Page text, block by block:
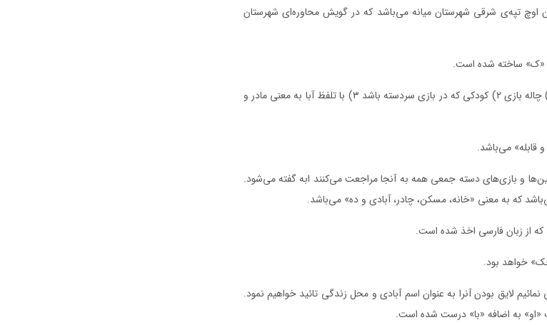
تپه‌ی شرقی شهرستان میانه می‌باشد که در گویش محاوره‌ای شهرستان
«ک» ساخته شده است.
«ابه» در زبان ترکی آذربایجانی به معنی: «۱) چاله بازی ۲) کودکی که در بازی سردسته باشد ۳) با تلفظ آبا به معنی مادر و
و قابله» می‌باشد.
و بازی‌های دسته جمعی همه به آنجا مراجعت می‌کنند ابه گفته می‌شود.
که به معنی «خانه، مسکن، چادر، آبادی و ده» می‌باشد.
از زبان فارسی اخذ شده است.
خواهد بود.
نمائیم لایق بودن آنرا به عنوان اسم آبادی و محل زندگی تائید خواهیم نمود.
«او» به اضافه «با» درست شده است.